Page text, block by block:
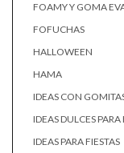
FOAMY Y GOMA
FOFUCHAS
HALLOWEEN
HAMA
IDEAS CON
IDEAS DULCES PARA
IDEAS PARA FIESTAS